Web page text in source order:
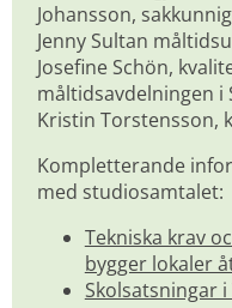
Johansson,
Jenny Sultan
Josefine Schön,
måltidsavdelningen i
Kristin Torstensson,
Kompletterande
med studiosamtalet:
Tekniska krav
bygger lokaler
Skolsatsningar